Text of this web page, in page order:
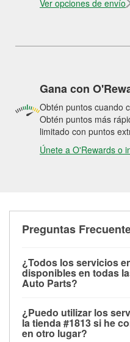
Ver opciones de envío
Gana con
Obtén puntos cuando
Obtén puntos más
limitado con puntos
Únete a O'Rewards o
Preguntas
¿Todos los servicios
disponibles en todas
Auto Parts?
las pruebas de batería,
motor de arranque,
¿Puedo utilizar los
la tienda #1813 si he
en otro lugar?